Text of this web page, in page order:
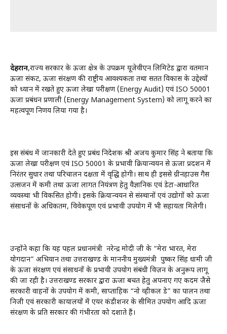
देहरादून,राज्य सरकार के ऊर्जा क्षेत्र के उपक्रम यूजेवीएन लिमिटेड द्वारा वर्तमान
ऊर्जा संकट, ऊर्जा संरक्षण की राष्ट्रीय आवश्यकता तथा सतत विकास के उद्देश्यों
को ध्यान में रखते हुए ऊर्जा लेखा परीक्षण (Energy Audit) एवं ISO 50001
ऊर्जा प्रबंधन प्रणाली (Energy Management System) को लागू करने का
महत्वपूर्ण निर्णय लिया गया है।
इस संबंध में जानकारी देते हुए प्रबंध निदेशक श्री अजय कुमार सिंह ने बताया कि
ऊर्जा लेखा परीक्षण एवं ISO 50001 के प्रभावी क्रियान्वयन से ऊर्जा प्रदर्शन में
निरंतर सुधार तथा परिचालन दक्षता में वृद्धि होगी। साथ ही इससे ग्रीनहाउस गैस
उत्सर्जन में कमी तथा ऊर्जा लागत नियंत्रण हेतु वैज्ञानिक एवं डेटा-आधारित
व्यवस्था भी विकसित होगी। इसके क्रियान्वयन से संस्थानों एवं उद्योगों को ऊर्जा
संसाधनों के अधिकतम, विवेकपूर्ण एवं प्रभावी उपयोग में भी सहायता मिलेगी।
उन्होंने कहा कि यह पहल प्रधानमंत्री नरेन्द्र मोदी जी के “मेरा भारत, मेरा
योगदान” अभियान तथा उत्तराखण्ड के माननीय मुख्यमंत्री पुष्कर सिंह धामी जी
के ऊर्जा संरक्षण एवं संसाधनों के प्रभावी उपयोग संबंधी विज़न के अनुरूप लागू
की जा रही है। उत्तराखण्ड सरकार द्वारा ऊर्जा बचत हेतु अपनाए गए कदम जैसे
सरकारी वाहनों के उपयोग में कमी, साप्ताहिक “नो व्हीकल डे” का पालन तथा
निजी एवं सरकारी कार्यालयों में एयर कंडीशनर के सीमित उपयोग आदि ऊर्जा
संरक्षण के प्रति सरकार की गंभीरता को दर्शाते हैं।